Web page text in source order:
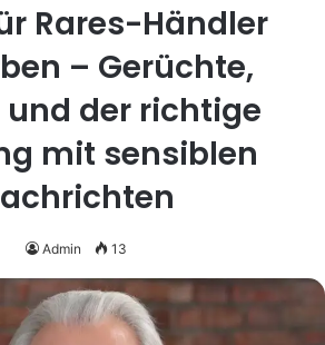
Rares-Händler
– Gerüchte,
und der richtige
mit sensiblen
Admin 13